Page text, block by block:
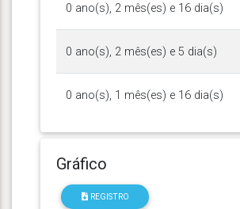
0 ano(s), 2 mês(es) e 16 dia(s)
0 ano(s), 2 mês(es) e 5 dia(s)
0 ano(s), 1 mês(es) e 16 dia(s)
Gráfico
REGISTRO